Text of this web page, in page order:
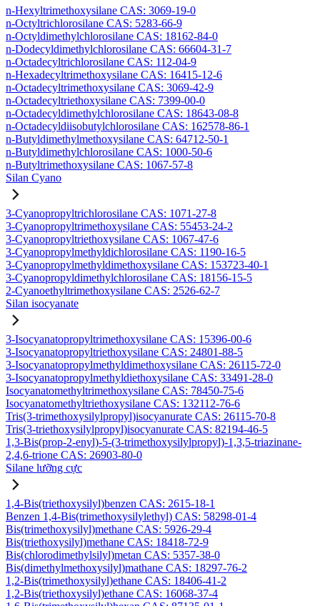
n-Hexyltrimethoxysilane CAS: 3069-19-0
n-Octyltrichlorosilane CAS: 5283-66-9
n-Octyldimethylchlorosilane CAS: 18162-84-0
n-Dodecyldimethylchlorosilane CAS: 66604-31-7
n-Octadecyltrichlorosilane CAS: 112-04-9
n-Hexadecyltrimethoxysilane CAS: 16415-12-6
n-Octadecyltrimethoxysilane CAS: 3069-42-9
n-Octadecyltriethoxysilane CAS: 7399-00-0
n-Octadecyldimethylchlorosilane CAS: 18643-08-8
n-Octadecyldiisobutylchlorosilane CAS: 162578-86-1
n-Butyldimethylmethoxysilane CAS: 64712-50-1
n-Butyldimethylchlorosilane CAS: 1000-50-6
n-Butyltrimethoxysilane CAS: 1067-57-8
Silan Cyano
3-Cyanopropyltrichlorosilane CAS: 1071-27-8
3-Cyanopropyltrimethoxysilane CAS: 55453-24-2
3-Cyanopropyltriethoxysilane CAS: 1067-47-6
3-Cyanopropylmethyldichlorosilane CAS: 1190-16-5
3-Cyanopropylmethyldimethoxysilane CAS: 153723-40-1
3-Cyanopropyldimethylchlorosilane CAS: 18156-15-5
2-Cyanoethyltrimethoxysilane CAS: 2526-62-7
Silan isocyanate
3-Isocyanatopropyltrimethoxysilane CAS: 15396-00-6
3-Isocyanatopropyltriethoxysilane CAS: 24801-88-5
3-Isocyanatopropylmethyldimethoxysilane CAS: 26115-72-0
3-Isocyanatopropylmethyldiethoxysilane CAS: 33491-28-0
Isocyanatomethyltrimethoxysilane CAS: 78450-75-6
Isocyanatomethyltriethoxysilane CAS: 132112-76-6
Tris(3-trimethoxysilylpropyl)isocyanurate CAS: 26115-70-8
Tris(3-triethoxysilylpropyl)isocyanurate CAS: 82194-46-5
1,3-Bis(prop-2-enyl)-5-(3-trimethoxysilylpropyl)-1,3,5-triazinane-
2,4,6-trione CAS: 26903-80-0
Silane lưỡng cực
1,4-Bis(triethoxysilyl)benzen CAS: 2615-18-1
Benzen 1,4-Bis(trimethoxysilylethyl) CAS: 58298-01-4
Bis(trimethoxysilyl)methane CAS: 5926-29-4
Bis(triethoxysilyl)methane CAS: 18418-72-9
Bis(chlorodimethylsilyl)metan CAS: 5357-38-0
Bis(dimethylmethoxysilyl)mathane CAS: 18297-76-2
1,2-Bis(trimethoxysilyl)ethane CAS: 18406-41-2
1,2-Bis(triethoxysilyl)ethane CAS: 16068-37-4